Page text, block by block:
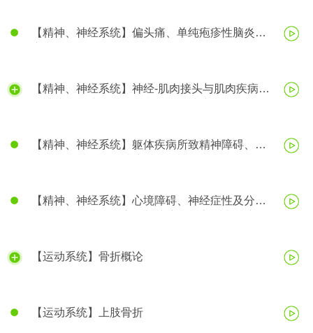
【精神、神经系统】偏头痛、单纯疱疹性脑炎、
【精神、神经系统】神经-肌肉接头与肌肉疾病、
【精神、神经系统】躯体疾病所致精神障碍、精
【精神、神经系统】心境障碍、神经症性及分离
【运动系统】骨折概论
【运动系统】上肢骨折